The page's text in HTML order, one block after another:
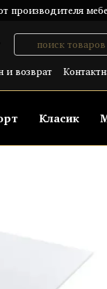
производителя
и возврат
Класик